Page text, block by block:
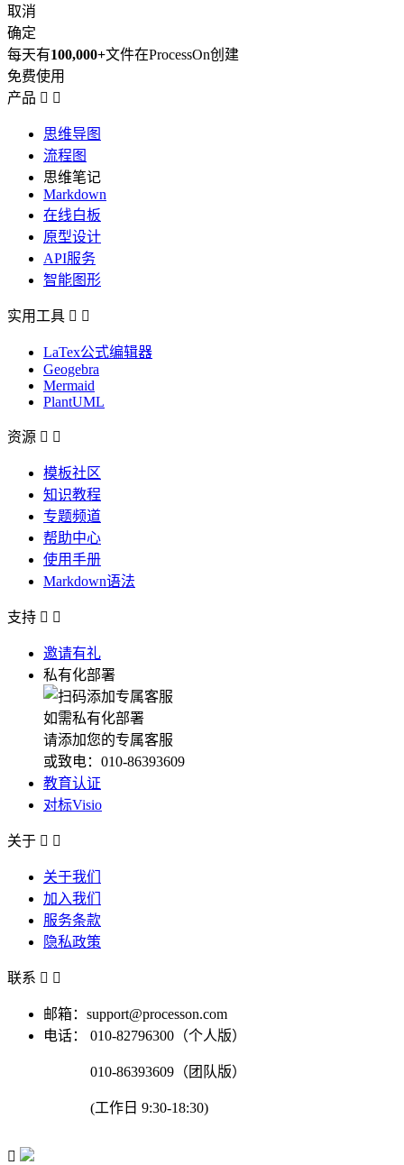
取消
确定
每天有100,000+文件在ProcessOn创建
免费使用
产品  
思维导图
流程图
思维笔记
Markdown
在线白板
原型设计
API服务
智能图形
实用工具  
LaTex公式编辑器
Geogebra
Mermaid
PlantUML
资源  
模板社区
知识教程
专题频道
帮助中心
使用手册
Markdown语法
支持  
邀请有礼
私有化部署
如需私有化部署
请添加您的专属客服
或致电：010-86393609
教育认证
对标Visio
关于  
关于我们
加入我们
服务条款
隐私政策
联系  
邮箱：support@processon.com
电话：
010-82796300（个人版）
010-86393609（团队版）
(工作日 9:30-18:30)
